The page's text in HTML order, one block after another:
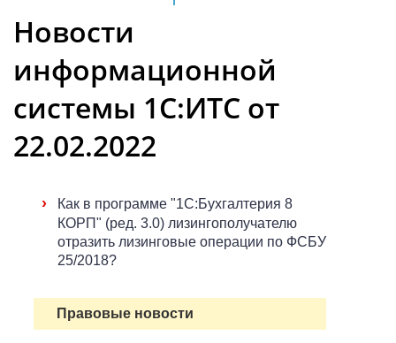
Новости
информационной
системы 1С:ИТС от
22.02.2022
›
Как в программе "1С:Бухгалтерия 8
КОРП" (ред. 3.0) лизингополучателю
отразить лизинговые операции по ФСБУ
25/2018?
Правовые новости